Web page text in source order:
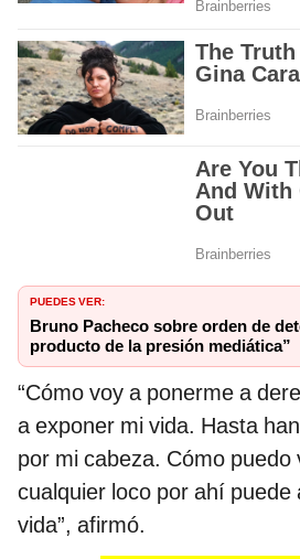
PUEDES VER:
Bruno Pacheco sobre orden de
producto de la presión mediática”
“Cómo voy a ponerme a
a exponer mi vida. Hasta
por mi cabeza. Cómo puedo
cualquier loco por ahí puede
vida”, afirmó.